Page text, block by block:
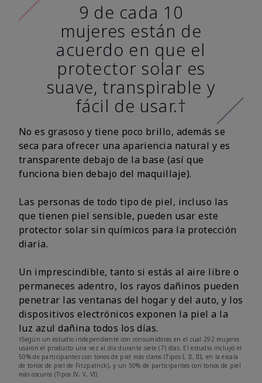
9 de cada 10
mujeres están de
acuerdo en que el
protector solar es
suave, transpirable y
fácil de usar.†
No es grasoso y tiene poco brillo, además se
seca para ofrecer una apariencia natural y es
transparente debajo de la base (así que
funciona bien debajo del maquillaje).
Las personas de todo tipo de piel, incluso las
que tienen piel sensible, pueden usar este
protector solar sin químicos para la protección
diaria.
Un imprescindible, tanto si estás al aire libre o
permaneces adentro, los rayos dañinos pueden
penetrar las ventanas del hogar y del auto, y los
dispositivos electrónicos exponen la piel a la
luz azul dañina todos los días.
†Según un estudio independiente con consumidoras en el cual 292 mujeres
usaron el producto una vez al día durante siete (7) días. El estudio incluyó el
50% de participantes con tonos de piel más claros (Tipos I, II, III, en la escala
de tonos de piel de Fitzpatrick), y un 50% de participantes con tonos de piel
más oscuros (Tipos IV, V, VI).